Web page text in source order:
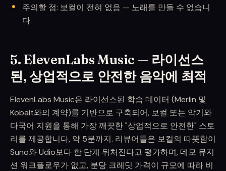
주의할 점: 보컬이 전혀 없음 — 노래를 만들 수 없습니
다.
5. ElevenLabs Music — 라이선스
된, 상업적으로 안전한 음악에 최적
ElevenLabs Music은 라이선스된 학습 데이터 (Merlin 및
Kobalt와의 계약)를 기반으로 구축되어, 보컬 또는 악기와
다국어 지원을 통해 가장 깨끗한 "상업적으로 안전한" 스토
리를 제공합니다, 약 5분까지. 리뷰어들은 보컬의 따뜻함이
Suno와 Udio보다 한 단계 뒤처진다고 평가하며, 데모 뮤지
션 워크플로우가 없고, 분당 크레딧 가격이 규모에 따라 비